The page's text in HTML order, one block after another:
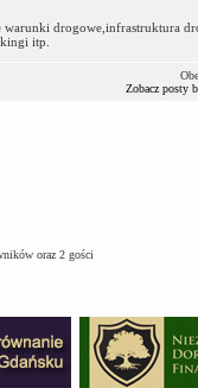
warunki drogowe,infrastruktura
itp.
Zobacz posty
oraz 2 gości